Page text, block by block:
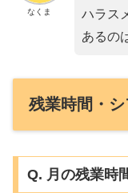
なくま
ハラス
あるの
残業時間・
Q. 月の残業時